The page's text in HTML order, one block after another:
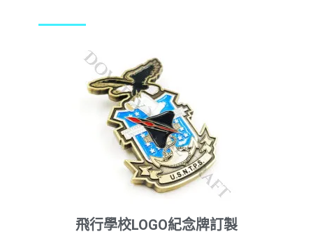
飛行學校LOGO紀念牌訂製